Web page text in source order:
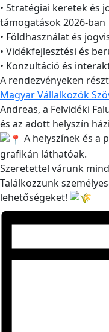
• Stratégiai keretek és
támogatások 2026-ban
• Földhasználat és
• Vidékfejlesztési és
• Konzultáció és
A rendezvényeken
Magyar Vállalkozók
Andreas, a Felvidéki
és az adott helyszín
A helyszínek és a
grafikán láthatóak.
Szeretettel várunk
Találkozzunk
lehetőségeket!